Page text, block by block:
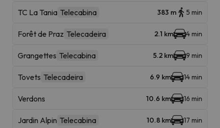
TC La Tania Telecabina 383 m 5 min
Forêt de Praz Telecadeira 2.1 km 4 min
Grangettes Telecabina 5.2 km 9 min
Tovets Telecadeira 6.9 km 14 min
Verdons 10.6 km 16 min
Jardin Alpin Telecabina 10.8 km 17 min